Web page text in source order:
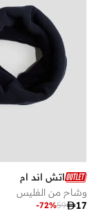
اتش اند ام
وشاح من الفليس
17
59
-72%